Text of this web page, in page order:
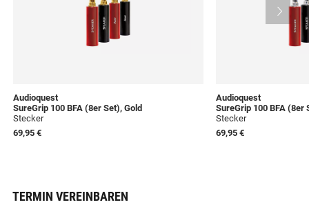
Audioquest
SureGrip 100 BFA (8er Set), Gold
Stecker
69,95 €
Audioquest
SureGrip 100 BFA (8er
Stecker
69,95 €
TERMIN VEREINBAREN